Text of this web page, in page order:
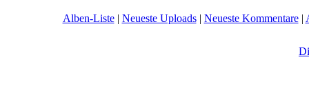
Alben-Liste| Neueste Uploads| Neueste Kommentare|